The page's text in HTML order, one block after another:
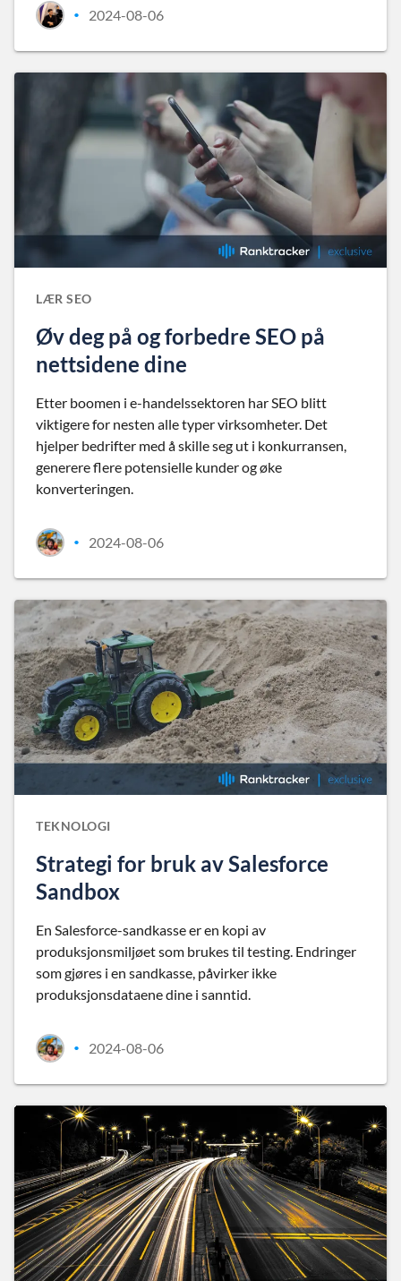
• 2024-08-06
LÆR SEO
Øv deg på og forbedre SEO på
nettsidene dine
Etter boomen i e-handelssektoren har SEO blitt
viktigere for nesten alle typer virksomheter. Det
hjelper bedrifter med å skille seg ut i konkurransen,
generere flere potensielle kunder og øke
konverteringen.
• 2024-08-06
TEKNOLOGI
Strategi for bruk av Salesforce
Sandbox
En Salesforce-sandkasse er en kopi av
produksjonsmiljøet som brukes til testing. Endringer
som gjøres i en sandkasse, påvirker ikke
produksjonsdataene dine i sanntid.
• 2024-08-06